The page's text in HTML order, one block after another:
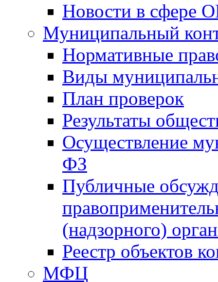
Новости в сфере
Муниципальный
Нормативные
Виды
План проверок
Результаты
Осуществление
ФЗ
Публичные
(надзорного)
Реестр объектов
МФЦ